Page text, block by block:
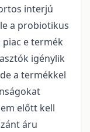
interjú
a probiotikus
e termék
igénylik
a termékkel
előtt kell
áru